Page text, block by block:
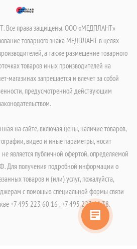
Все права защищены. ООО «МЕДПЛАНТ»
товарного знака МЕДПЛАНТ в целях
а также размещение товарного
товаров иных производителей на
магазинах запрещается и влечет за собой
предусмотренной действующим
на сайте, включая цены, наличие товаров,
видео и иные параметры, носит
является публичной офертой, определяемой
Для получения подробной информации о
товаров и (или) услуг, пожалуйста,
с помощью специальной формы связи
+7 495 223 60 16 , +7 495 223 66 38.